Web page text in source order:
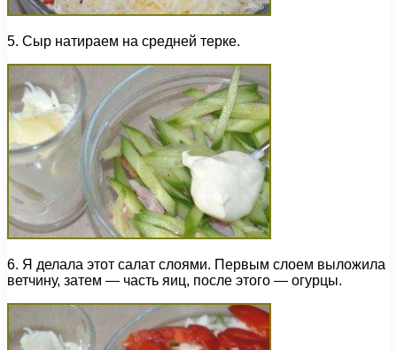
5. Сыр натираем на средней терке.
6. Я делала этот салат слоями. Первым слоем выложила
ветчину, затем — часть яиц, после этого — огурцы.